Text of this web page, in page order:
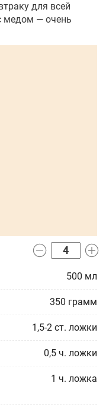
для всей
медом — очень
500 мл
350 грамм
1,5-2 ст. ложки
0,5 ч. ложки
1 ч. ложка